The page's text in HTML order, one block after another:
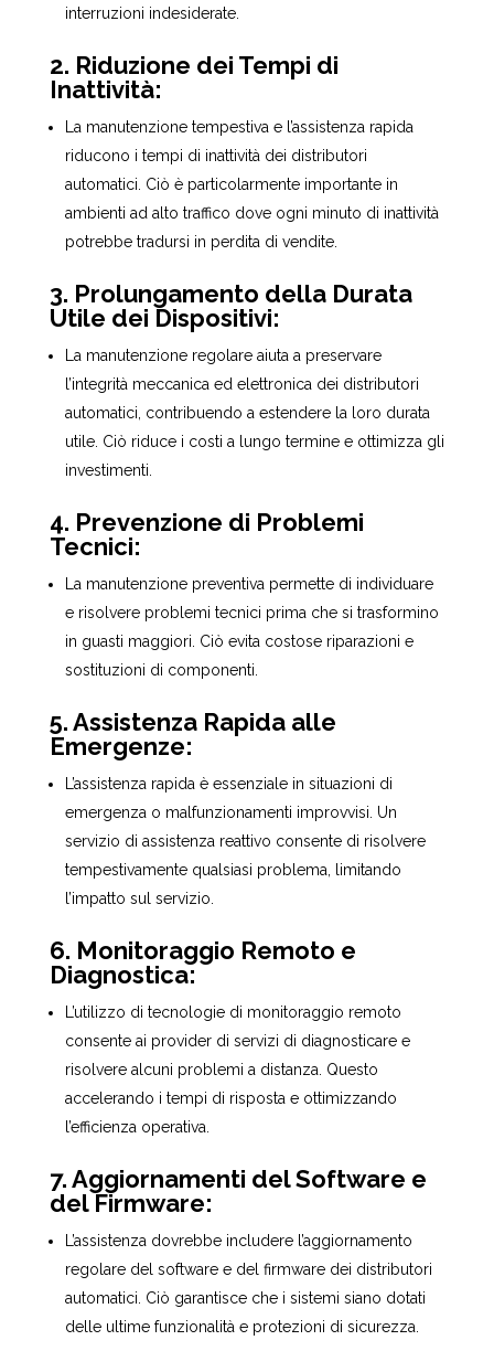
interruzioni indesiderate.
2. Riduzione dei Tempi di
Inattività:
La manutenzione tempestiva e l’assistenza rapida
riducono i tempi di inattività dei distributori
automatici. Ciò è particolarmente importante in
ambienti ad alto traffico dove ogni minuto di inattività
potrebbe tradursi in perdita di vendite.
3. Prolungamento della Durata
Utile dei Dispositivi:
La manutenzione regolare aiuta a preservare
l’integrità meccanica ed elettronica dei distributori
automatici, contribuendo a estendere la loro durata
utile. Ciò riduce i costi a lungo termine e ottimizza gli
investimenti.
4. Prevenzione di Problemi
Tecnici:
La manutenzione preventiva permette di individuare
e risolvere problemi tecnici prima che si trasformino
in guasti maggiori. Ciò evita costose riparazioni e
sostituzioni di componenti.
5. Assistenza Rapida alle
Emergenze:
L’assistenza rapida è essenziale in situazioni di
emergenza o malfunzionamenti improvvisi. Un
servizio di assistenza reattivo consente di risolvere
tempestivamente qualsiasi problema, limitando
l’impatto sul servizio.
6. Monitoraggio Remoto e
Diagnostica:
L’utilizzo di tecnologie di monitoraggio remoto
consente ai provider di servizi di diagnosticare e
risolvere alcuni problemi a distanza. Questo
accelerando i tempi di risposta e ottimizzando
l’efficienza operativa.
7. Aggiornamenti del Software e
del Firmware:
L’assistenza dovrebbe includere l’aggiornamento
regolare del software e del firmware dei distributori
automatici. Ciò garantisce che i sistemi siano dotati
delle ultime funzionalità e protezioni di sicurezza.